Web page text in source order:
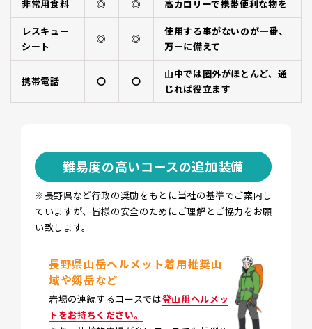
非常用食料 ◎ ◎ 高カロリーで携帯便利な物を
レスキュー
シート
◎ ◎
使用する事がないのが一番、
万ーに備えて
携帯電話 〇 〇
山中では圏外がほとんど、通
じれば役立ます
難易度の高いコースの追加装備
※長野県など行政の奨励をもとに当社の基準でご案内し
ていますが、皆様の安全のためにご理解とご協力をお願
い致します。
長野県山岳ヘルメット着用推奨山
域や剱岳など
岩場の連続するコースでは登山用ヘルメッ
トをお持ちください。